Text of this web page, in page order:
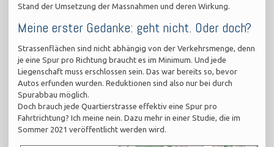
Stand der Umsetzung der Massnahmen und deren Wirkung.
Meine erster Gedanke: geht nicht. Oder doch?
Strassenflächen sind nicht abhängig von der Verkehrsmenge, denn
je eine Spur pro Richtung braucht es im Minimum. Und jede
Liegenschaft muss erschlossen sein. Das war bereits so, bevor
Autos erfunden wurden. Reduktionen sind also nur bei durch
Spurabbau möglich.
Doch brauch jede Quartierstrasse effektiv eine Spur pro
Fahrtrichtung? Ich meine nein. Dazu mehr in einer Studie, die im
Sommer 2021 veröffentlicht werden wird.